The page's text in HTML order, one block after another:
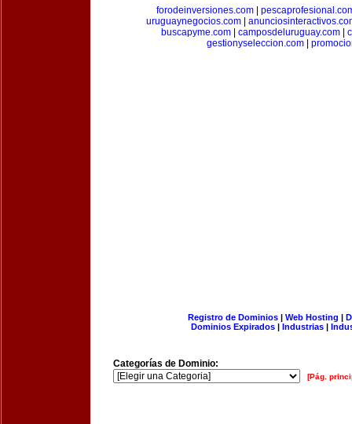
forodeinversiones.com
uruguaynegocios.com|
buscapyme.com
camposdeluruguay.com
gestionyseleccion.com|
Registro de Dominios| Web Hosting |
Dominios Expirados | Industrias |
Categorías de Dominio:
[Pág.